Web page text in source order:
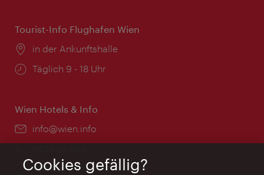
Tourist-Info Flughafen Wien
Ort:
in der Ankunftshalle
Öffnungszeiten:
Täglich 9 - 18 Uhr
Wien Hotels & Info
Email:
info@wien.info
Öffnungszeiten:
Montag - Freitag 9 – 17 Uhr
Cookies gefällig?